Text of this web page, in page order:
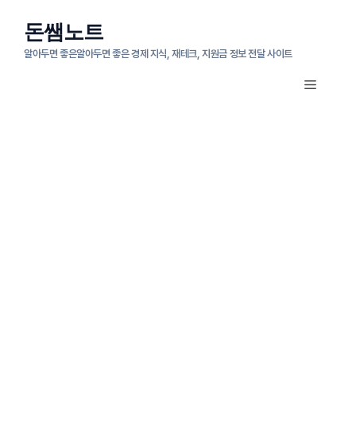
돈쌤노트
알아두면 좋은알아두면 좋은 경제 지식, 재테크, 지원금 정보 전달 사이트
메